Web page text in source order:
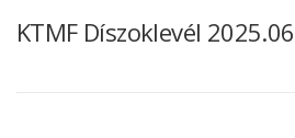
KTMF Díszoklevél